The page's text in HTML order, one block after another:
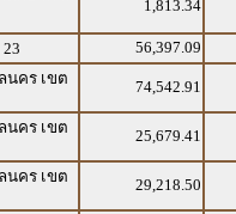
1,813.34
56,397.09
นคร เขต
74,542.91
นคร เขต
25,679.41
นคร เขต
29,218.50